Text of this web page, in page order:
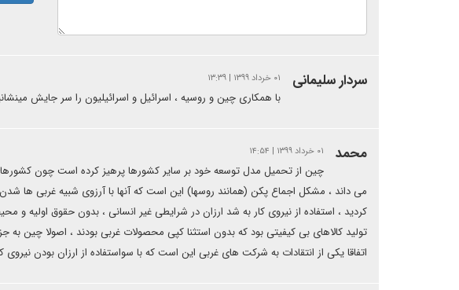
سردار سلیمانی ۰۱ خرداد ۱۳۹۹ | ۱۳:۳۹
با همکاری چین و روسیه ، اسرائیل و اسرائیلیون را سر جایش
محمد ۰۱ خرداد ۱۳۹۹ | ۱۴:۵۴
چین از تحمیل مدل توسعه خود بر سایر کشورها پرهیز کرده است چون
می داند ، مشکل اجماع پکن (همانند روسها) این است که آنها با آرزوی شبیه غربی ها
کردید ، استفاده از نیروی کار به شد ارزان در شرایطی غیر انسانی ، بدون حقوق اولیه و
تولید کالاهای بی کیفیتی بود که بدون استثنا کپی محصولات غربی بودند ، اصولا چین به
اتفاقا یکی از انتقادات به شرکت های غربی این است که با سواستفاده از ارزان بودن